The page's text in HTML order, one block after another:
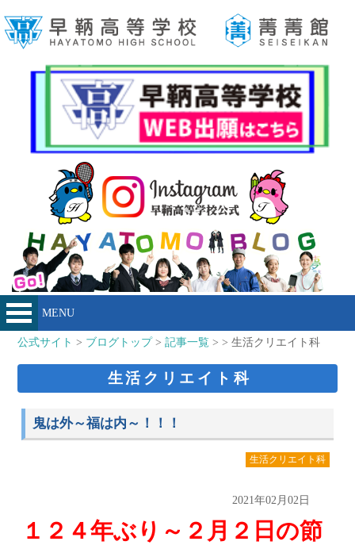
MENU
公式サイト > ブログトップ>記事一覧 > > 生活クリエイト科
生活クリエイト科
鬼は外～福は内～！！！
生活クリエイト科
2021年02月02日
１２４年ぶり～２月２日の節